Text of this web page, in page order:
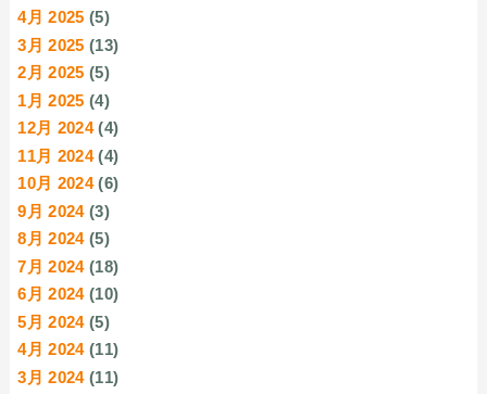
4月 2025 (5)
3月 2025 (13)
2月 2025 (5)
1月 2025 (4)
12月 2024(4)
11月 2024(4)
10月 2024(6)
9月 2024(3)
8月 2024(5)
7月 2024(18)
6月 2024(10)
5月 2024(5)
4月 2024(11)
3月 2024(11)